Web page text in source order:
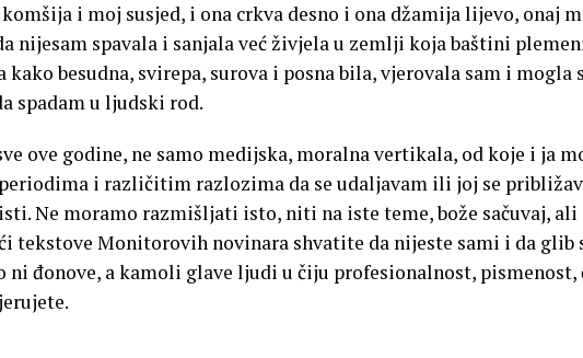
i moj susjed, i ona crkva desno i ona džamija lijevo, onaj
nijesam spavala i sanjala već živjela u zemlji koja baštini
kako besudna, svirepa, surova i posna bila, vjerovala sam i mogla
spadam u ljudski rod.
ove godine, ne samo medijska, moralna vertikala, od koje i ja
i različitim razlozima da se udaljavam ili joj se
Ne moramo razmišljati isto, niti na iste teme, bože sačuvaj,
tekstove Monitorovih novinara shvatite da nijeste sami i da glib
ni đonove, a kamoli glave ljudi u čiju profesionalnost,